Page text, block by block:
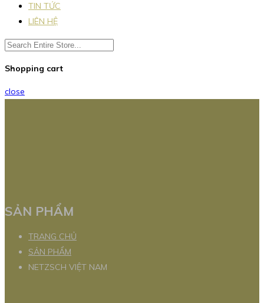
TIN TỨC
LIÊN HỆ
Shopping cart
close
SẢN PHẨM
TRANG CHỦ
SẢN PHẨM
NETZSCH VIỆT NAM